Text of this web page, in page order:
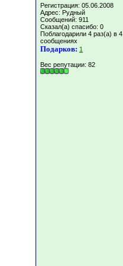
Регистрация: 05.06.2008
Адрес: Рудный
Сообщений: 911
Сказал(а) спасибо: 0
Поблагодарили 4 раз(а) в 4
сообщениях
Подарков: 1
Вес репутации: 82